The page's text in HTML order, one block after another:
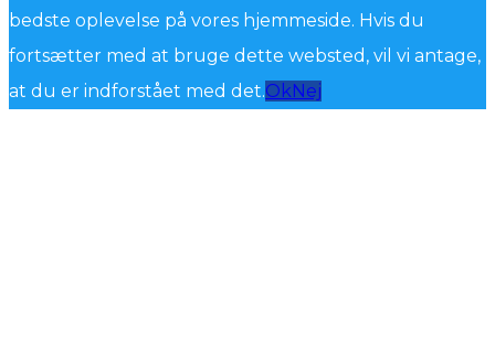
bedste oplevelse på vores hjemmeside. Hvis du
fortsætter med at bruge dette websted, vil vi antage,
at du er indforstået med det.OkNej